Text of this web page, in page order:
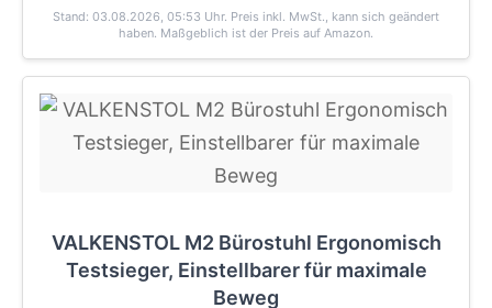
Stand: 03.08.2026, 05:53 Uhr. Preis inkl. MwSt., kann sich geändert
haben. Maßgeblich ist der Preis auf Amazon.
VALKENSTOL M2 Bürostuhl Ergonomisch
Testsieger, Einstellbarer für maximale
Beweg